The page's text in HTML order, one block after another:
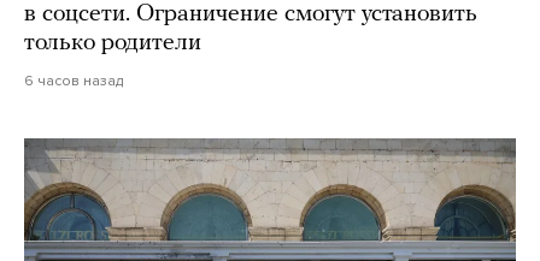
в соцсети. Ограничение смогут установить
только родители
6 часов назад